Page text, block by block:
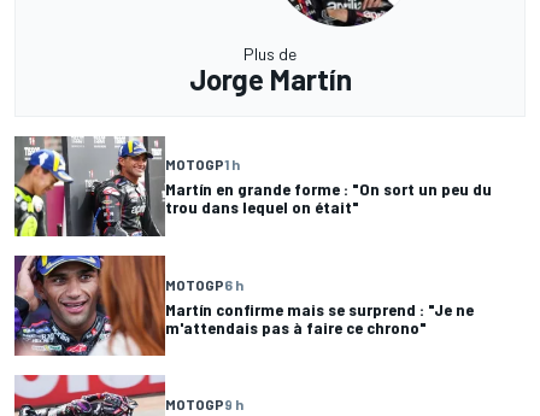
Plus de
Jorge Martín
MOTOGP1 h
Martín en grande forme : "On sort un peu du
trou dans lequel on était"
MOTOGP6 h
Martín confirme mais se surprend : "Je ne
m'attendais pas à faire ce chrono"
MOTOGP9 h